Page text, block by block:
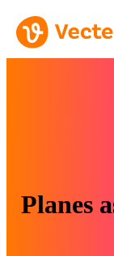
Planes